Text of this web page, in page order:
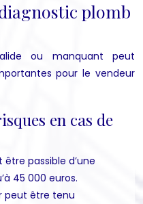
plomb
ou manquant peut
pour le vendeur
en cas de
passible d’une
45 000 euros.
peut être tenu